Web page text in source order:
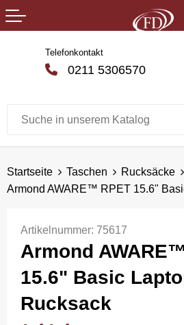
Telefonkontakt
0211 5306570
Startseite Taschen Rucksäcke
Armond AWARE™ RPET 15.6"
Artikelnummer: 75617
Armond
15.6" Basic
Rucksack